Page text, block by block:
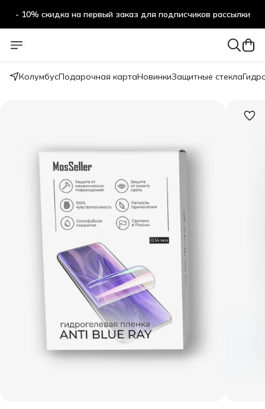
- 10% скидка на первый заказ для подписчиков рассылки
КолумбусПодарочная картаНовинкиЗащитные стекла